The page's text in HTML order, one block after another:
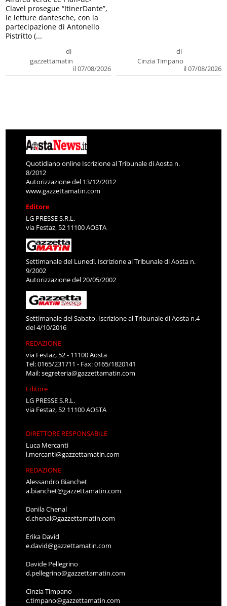
di
gazzettamatin
il 07/08/2026
Clavel prosegue “ItinerDante”,
le letture dantesche, con la
partecipazione di Antonello
Pistritto (...
di
Cinzia Timpano
il 07/08/2026
Quotidiano online Iscrizione al Tribunale di Aosta n.
8/2012
Autorizzazione del 13/12/2012
www.gazzettamatin.com
Editore
LG PRESSE S.R.L.
via Festaz, 52 11100 AOSTA
Settimanale del Lunedì. Iscrizione al Tribunale di Aosta n.
9/2002
Autorizzazione del 20/05/2002
Settimanale del Sabato. Iscrizione al Tribunale di Aosta n.4
del 4/10/2016
REDAZIONE
via Festaz, 52 - 11100 Aosta
Tel: 0165/231711 - Fax: 0165/1820141
Mail:segreteria@gazzettamatin.com
Editore
LG PRESSE S.R.L.
via Festaz, 52 11100 AOSTA
DIRETTORE RESPONSABILE
Luca Mercanti
l.mercanti@gazzettamatin.com
REDAZIONE
Alessandro Bianchet
a.bianchet@gazzettamatin.com
Danila Chenal
d.chenal@gazzettamatin.com
Erika David
e.david@gazzettamatin.com
Davide Pellegrino
d.pellegrino@gazzettamatin.com
Cinzia Timpano
c.timpano@gazzettamatin.com